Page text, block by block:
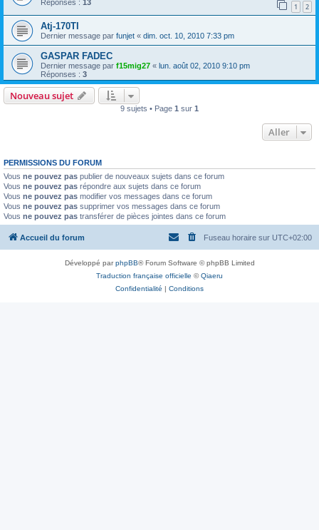
Réponses : 13 1 2
Atj-170TI
Dernier message par funjet « dim. oct. 10, 2010 7:33 pm
GASPAR FADEC
Dernier message par f15mig27 « lun. août 02, 2010 9:10 pm
Réponses : 3
Nouveau sujet
9 sujets • Page 1 sur 1
Aller
PERMISSIONS DU FORUM
Vous ne pouvez pas publier de nouveaux sujets dans ce forum
Vous ne pouvez pas répondre aux sujets dans ce forum
Vous ne pouvez pas modifier vos messages dans ce forum
Vous ne pouvez pas supprimer vos messages dans ce forum
Vous ne pouvez pas transférer de pièces jointes dans ce forum
Accueil du forum Fuseau horaire sur UTC+02:00
Développé parphpBB® Forum Software © phpBB Limited
Traduction française officielle ©Qiaeru
Confidentialité | Conditions